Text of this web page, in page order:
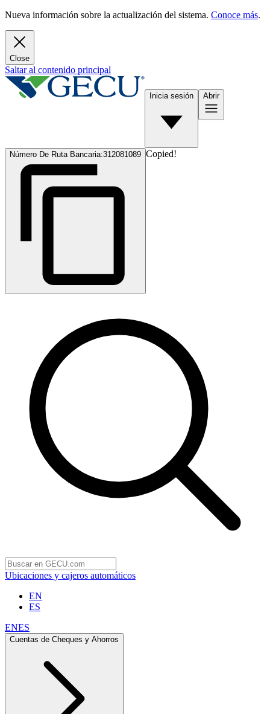
Nueva información sobre la actualización del sistema. Conoce más.
Close
Saltar al contenido principal
Inicia sesión Abrir
Número De Ruta Bancaria:312081089 Copied!
Ubicaciones y cajeros automáticos
EN
ES
ENES
Cuentas de Cheques y Ahorros